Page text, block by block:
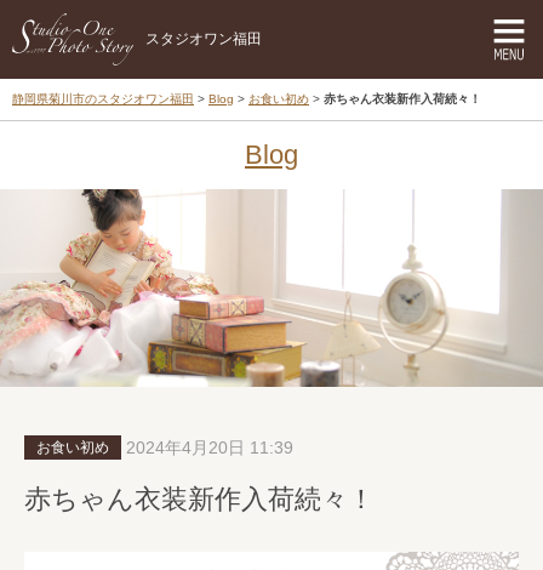
スタジオワン福田
静岡県菊川市のスタジオワン福田 Blog お食い初め 赤ちゃん衣装新作入荷続々！
Blog
お食い初め 2024年4月20日 11:39
赤ちゃん衣装新作入荷続々！